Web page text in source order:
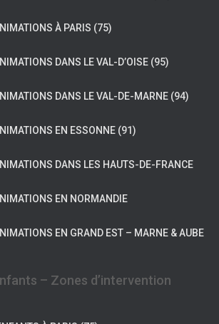
À PARIS (75)
DANS LE VAL-D’OISE (95)
DANS LE VAL-DE-MARNE (94)
EN ESSONNE (91)
DANS LES HAUTS-DE-FRANCE
EN NORMANDIE
EN GRAND EST – MARNE & AUBE
– Zones d’intervention